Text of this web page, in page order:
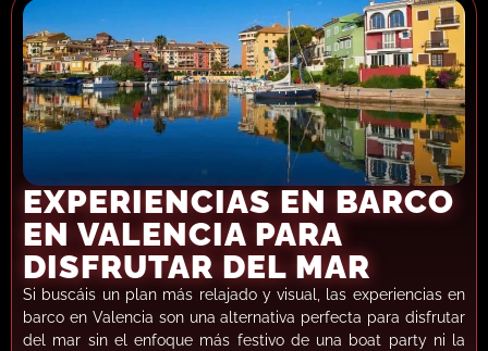
EXPERIENCIAS EN BARCO
EN VALENCIA PARA
DISFRUTAR DEL MAR
Si buscáis un plan más relajado y visual, las experiencias en
barco en Valencia son una alternativa perfecta para disfrutar
del mar sin el enfoque más festivo de una boat party ni la